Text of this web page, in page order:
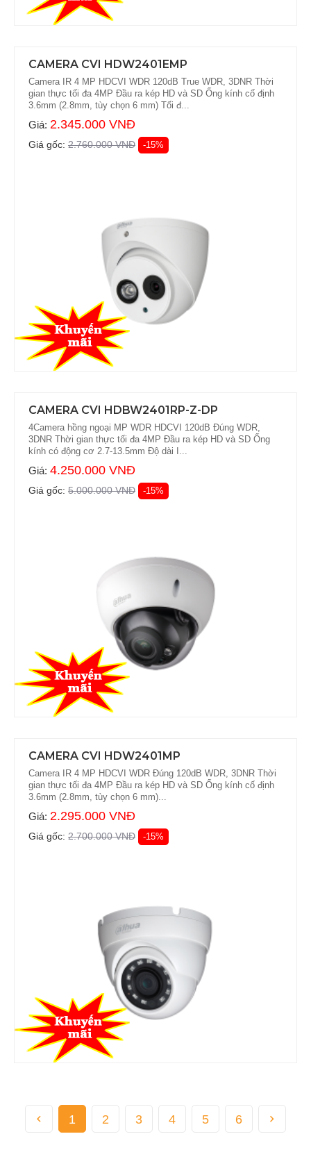
CAMERA CVI HDW2401EMP
Camera IR 4 MP HDCVI WDR 120dB True WDR, 3DNR Thời
gian thực tối đa 4MP Đầu ra kép HD và SD Ống kính cố định
3.6mm (2.8mm, tùy chọn 6 mm) Tối đ...
Giá: 2.345.000 VNĐ
Giá gốc: 2.760.000 VNĐ -15%
CAMERA CVI HDBW2401RP-Z-DP
4Camera hồng ngoại MP WDR HDCVI 120dB Đúng WDR,
3DNR Thời gian thực tối đa 4MP Đầu ra kép HD và SD Ống
kính có động cơ 2.7-13.5mm Độ dài I...
Giá: 4.250.000 VNĐ
Giá gốc: 5.000.000 VNĐ -15%
CAMERA CVI HDW2401MP
Camera IR 4 MP HDCVI WDR Đúng 120dB WDR, 3DNR Thời
gian thực tối đa 4MP Đầu ra kép HD và SD Ống kính cố định
3.6mm (2.8mm, tùy chọn 6 mm)...
Giá: 2.295.000 VNĐ
Giá gốc: 2.700.000 VNĐ -15%
1 2 3 4 5 6